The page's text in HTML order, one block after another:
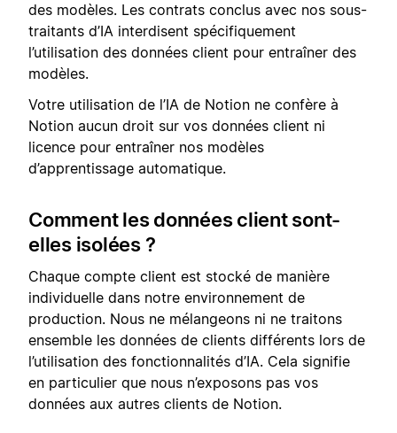
des modèles. Les contrats conclus avec nos sous-
traitants d’IA interdisent spécifiquement
l’utilisation des données client pour entraîner des
modèles.
Votre utilisation de l’IA de Notion ne confère à
Notion aucun droit sur vos données client ni
licence pour entraîner nos modèles
d’apprentissage automatique.
Comment les données client sont-
elles isolées ?
Chaque compte client est stocké de manière
individuelle dans notre environnement de
production. Nous ne mélangeons ni ne traitons
ensemble les données de clients différents lors de
l’utilisation des fonctionnalités d’IA. Cela signifie
en particulier que nous n’exposons pas vos
données aux autres clients de Notion.